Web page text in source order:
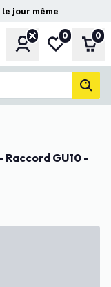
le jour même
CompteMa liste de
0 0